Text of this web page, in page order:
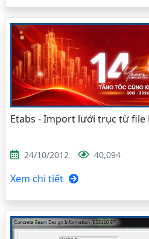
Etabs - Import lưới trục từ file
24/10/2012 40,094
Xem chi tiết